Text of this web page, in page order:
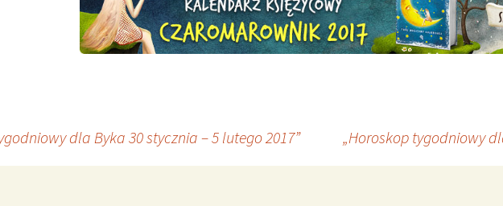
dla Byka 30 stycznia – 5 lutego 2017” „Horoskop tygodniowy